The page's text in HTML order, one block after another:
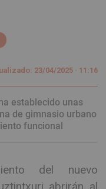
23/04/2025 · 11:16
establecido unas
de gimnasio urbano
funcional
del nuevo